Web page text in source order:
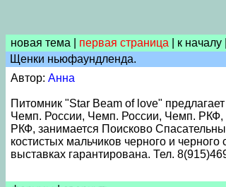
новая тема первая страница к началу
Щенки ньюфаундленда.
Автор: Анна
Питомник "Star Beam of love"
Чемп. России, Чемп. России, Чемп.
РКФ, занимается Поисково
костистых мальчиков черного и
выставках гарантирована. Тел.